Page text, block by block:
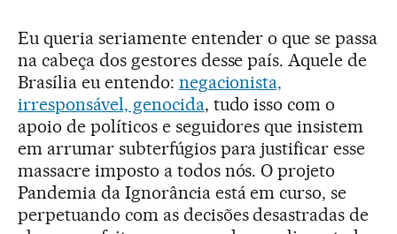
Eu queria seriamente entender o que se passa
na cabeça dos gestores desse país. Aquele de
Brasília eu entendo: negacionista,
irresponsável, genocida, tudo isso com o
apoio de políticos e seguidores que insistem
em arrumar subterfúgios para justificar esse
massacre imposto a todos nós. O projeto
Pandemia da Ignorância está em curso, se
perpetuando com as decisões desastradas de